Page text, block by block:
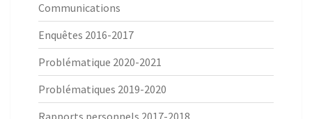
Communications
Enquêtes 2016-2017
Problématique 2020-2021
Problématiques 2019-2020